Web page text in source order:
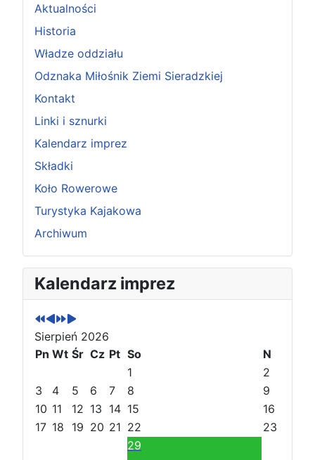
Aktualności
Historia
Władze oddziału
Odznaka Miłośnik Ziemi Sieradzkiej
Kontakt
Linki i sznurki
Kalendarz imprez
Składki
Koło Rowerowe
Turystyka Kajakowa
Archiwum
Kalendarz imprez
P
o
p
r
z
e
n
i
r
P
o
p
r
z
e
i
m
N
a
s
t
ę
p
y
r
o
N
a
s
t
ę
p
y
m
Sierpień 2026
Pn Wt Śr Cz Pt So
N
1
2
3
4 5 6 7 8
9
10 11 12 13 14 15
16
17 18 19 20 21 22
23
29